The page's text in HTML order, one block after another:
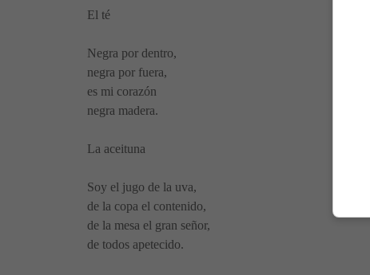
El té
Negra por dentro,
negra por fuera,
es mi corazón
negra madera.
La aceituna
Soy el jugo de la uva,
de la copa el contenido,
de la mesa el gran señor,
de todos apetecido.